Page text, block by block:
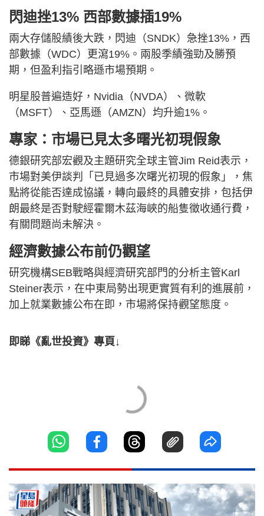
閃迪挫13% 西部數據插19%
兩大存儲股績後大跌，閃迪（SNDK）急挫13%，西
部數據（WDC）更瀉19%。兩股季績強勁及勝預
期，但盈利指引略遜市場預期。
明星股普遍造好，Nvidia（NVDA）、微軟
（MSFT）、亞馬遜（AMZN）均升逾1%。
專家：市場已見太多曙光初現假象
德銀研究部宏觀及主題研究全球主管Jim Reid表示，
市場對美伊談判「已見過多次曙光初現的假象」，焦
點將從能否達成協議，轉向最終的具體安排，包括伊
朗最終是否對駛經霍爾木茲海峽的船隻徵收通行費，
有關問題尚未解決。
經濟數據公布前仍觀望
研究機構SEB戰略與經濟研究部門的分析主管Karl
Steiner表示，在中東局勢出現更實質有利的進展前，
加上就業數據公布在即，市場將保持觀望態度。
即睇《亂世投資》專頁↓